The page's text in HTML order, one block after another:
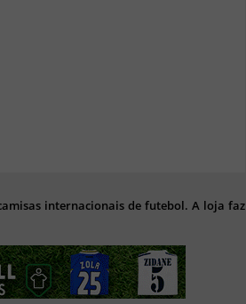
internacionais de futebol. A loja faz